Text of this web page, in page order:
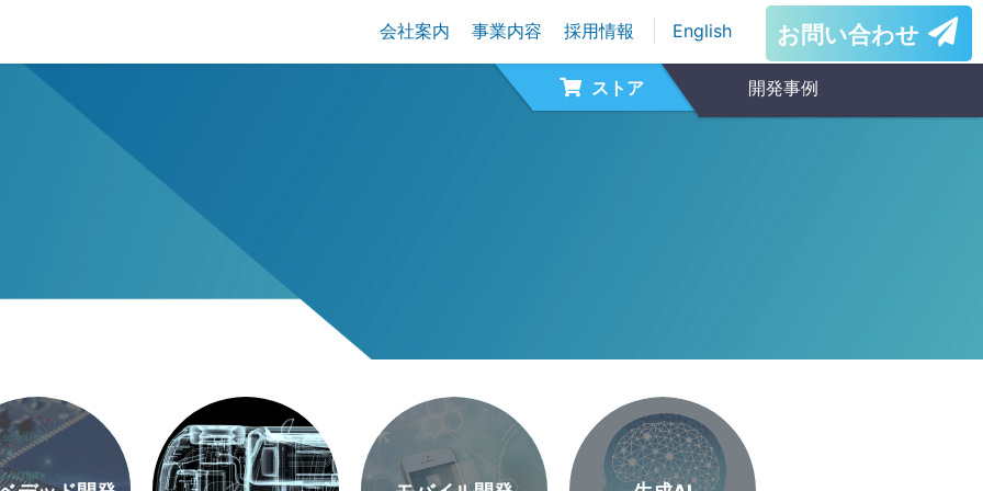
会社案内 事業内容 採用情報 English お問い合わせ
ストア 開発事例